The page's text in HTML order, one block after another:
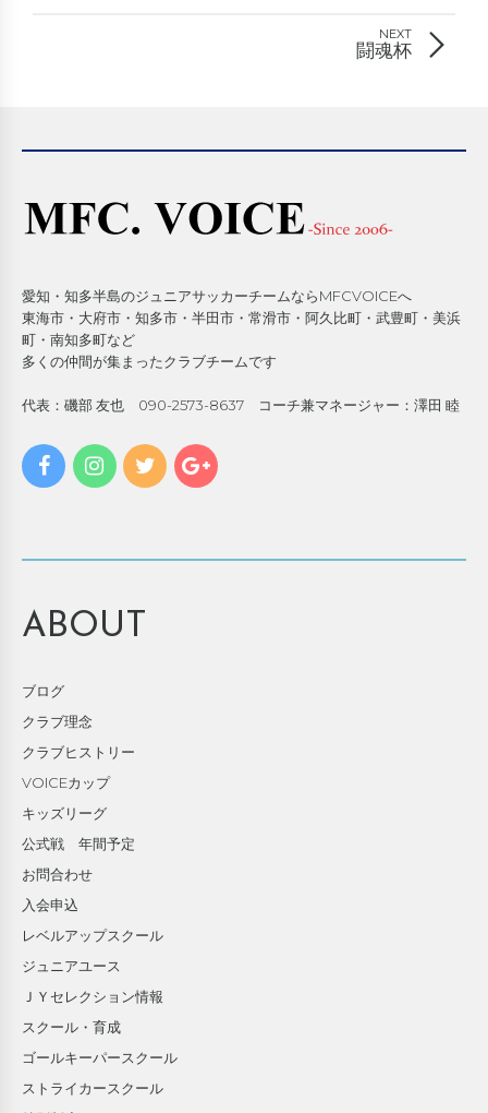
NEXT
闘魂杯
愛知・知多半島のジュニアサッカーチームならMFCVOICEへ
東海市・大府市・知多市・半田市・常滑市・阿久比町・武豊町・美浜
町・南知多町など
多くの仲間が集まったクラブチームです
代表：磯部 友也 090-2573-8637 コーチ兼マネージャー：澤田 睦
ABOUT
ブログ
クラブ理念
クラブヒストリー
VOICEカップ
キッズリーグ
公式戦 年間予定
お問合わせ
入会申込
レベルアップスクール
ジュニアユース
ＪＹセレクション情報
スクール・育成
ゴールキーパースクール
ストライカースクール